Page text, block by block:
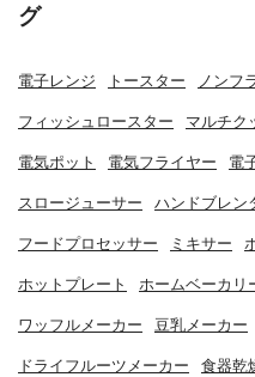
グ
電子レンジ トースター ノンフ
フィッシュロースター マルチク
電気ポット 電気フライヤー 電
スロージューサー ハンドブレン
フードプロセッサー ミキサー
ホットプレート ホームベーカリ
ワッフルメーカー 豆乳メーカー
ドライフルーツメーカー 食器乾